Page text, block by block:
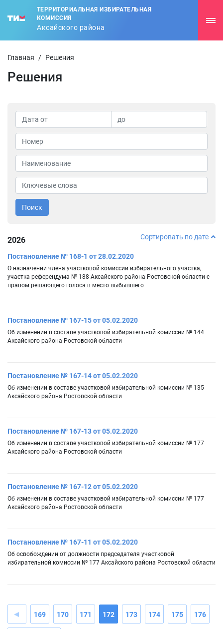
ТЕРРИТОРИАЛЬНАЯ ИЗБИРАТЕЛЬНАЯ
КОМИССИЯ
Аксайского района
Главная / Решения
Решения
Поиск
2026 Сортировать по дате
Постановление № 168-1 от 28.02.2020
О назначении члена участковой комиссии избирательного участка,
участка референдума № 188 Аксайского района Ростовской области с
правом решающего голоса в место выбывшего
Постановление № 167-15 от 05.02.2020
Об изменении в составе участковой избирательной комиссии № 144
Аксайского района Ростовской области
Постановление № 167-14 от 05.02.2020
Об изменении в составе участковой избирательной комиссии № 135
Аксайского района Ростовской области
Постановление № 167-13 от 05.02.2020
Об изменении в составе участковой избирательной комиссии № 177
Аксайского района Ростовской области
Постановление № 167-12 от 05.02.2020
Об изменении в составе участковой избирательной комиссии № 177
Аксайского района Ростовской области
Постановление № 167-11 от 05.02.2020
Об освобождении от должности председателя участковой
избирательной комиссии № 177 Аксайского района Ростовской области
169 170 171 172 173 174 175 176